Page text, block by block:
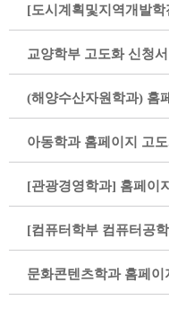
[도시계획및지역개발
교양학부 고도화 신청
(해양수산자원학과) 홈
아동학과 홈페이지 고
[관광경영학과] 홈페이
문화콘텐츠학과 홈페